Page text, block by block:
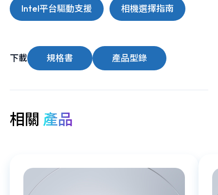
Intel平台驅動支援 相機選擇指南
下載 規格書 產品型錄
相關 產品